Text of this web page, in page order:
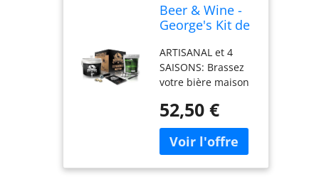
Beer & Wine -
George's Kit de
de la bière 5 l -
Bière Artisanale
Maison - Kit de
de Malte - Kit
bière - Kit de
Production de
bière - Idée
Cadeau (Kit
ARTISANAL et 4
SAISONS: Brassez
votre bière maison
produit de haute
qualité avec une
fermentation
naturelle. La bière
n'a pas de saison,
52,50 €